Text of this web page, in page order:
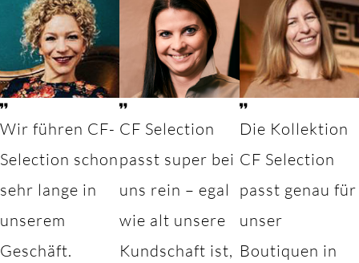
Wir führen CF-
Selection schon
sehr lange in
unserem
Geschäft.
CF Selection
passt super bei
uns rein – egal
wie alt unsere
Kundschaft ist,
Die Kollektion
CF Selection
passt genau für
unser
Boutiquen in